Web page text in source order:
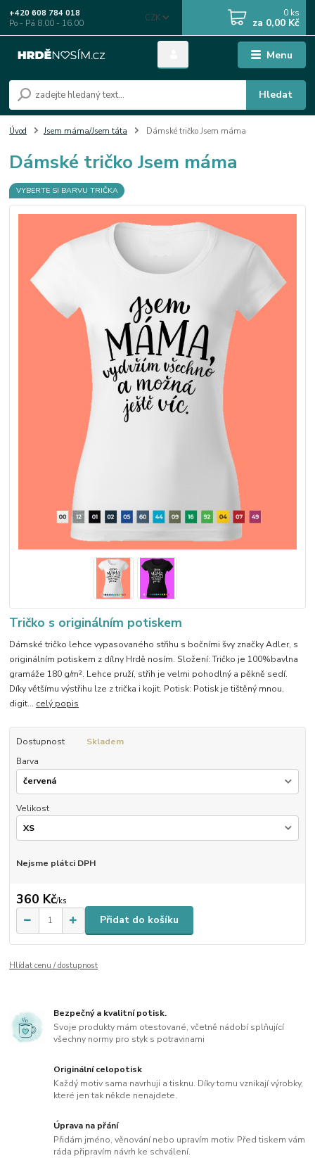
Menu
CZK
Hledat
+420 608 784 018
Po - Pá 8.00 - 16.00
0 ks
za 0,00 Kč
Úvod Jsem máma/Jsem táta Dámské tričko Jsem máma
Dámské tričko Jsem máma
VYBERTE SI BARVU TRIČKA
Tričko s originálním potiskem
Dámské tričko lehce vypasovaného střihu s bočními švy značky Adler, s
originálním potiskem z dílny Hrdě nosím. Složení: Tričko je 100%bavlna
gramáže 180 g/m². Lehce pruží, střih je velmi pohodlný a pěkně sedí.
Díky většímu výstřihu lze z trička i kojit. Potisk: Potisk je tištěný mnou,
digit... celý popis
Dostupnost
Skladem
Barva
Velikost
Nejsme plátci DPH
360 Kč/ks
Přidat do košíku
Hlídat cenu / dostupnost
Bezpečný a kvalitní potisk.
Svoje produkty mám otestované, včetně nádobí splňující
všechny normy pro styk s potravinami
Originální celopotisk
Každý motiv sama navrhuji a tisknu. Díky tomu vznikají výrobky,
které jen tak někde nenajdete.
Úprava na přání
Přidám jméno, věnování nebo upravím motiv. Před tiskem vám
ráda připravím návrh ke schválení.